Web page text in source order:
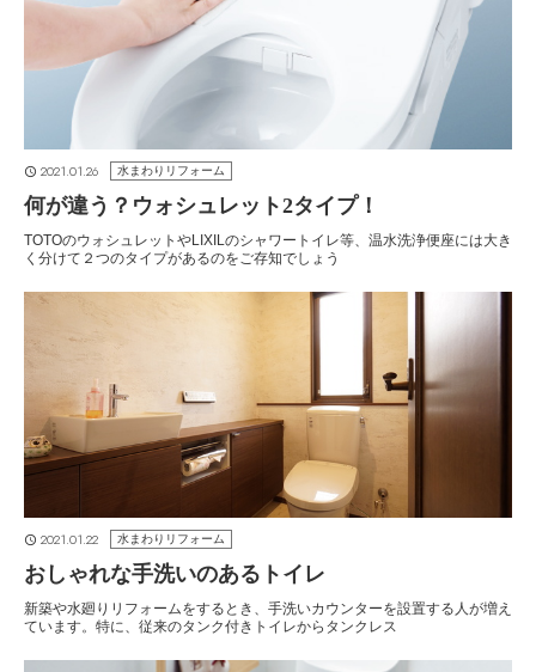
2021.01.26 水まわりリフォーム
何が違う？ウォシュレット2タイプ！
TOTOのウォシュレットやLIXILのシャワートイレ等、温水洗浄便座には大き
く分けて２つのタイプがあるのをご存知でしょう
2021.01.22 水まわりリフォーム
おしゃれな手洗いのあるトイレ
新築や水廻りリフォームをするとき、手洗いカウンターを設置する人が増え
ています。特に、従来のタンク付きトイレからタンクレス